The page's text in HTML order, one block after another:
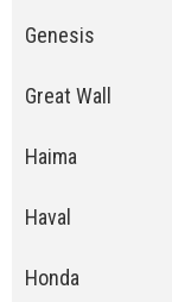
Genesis
Great Wall
Haima
Haval
Honda